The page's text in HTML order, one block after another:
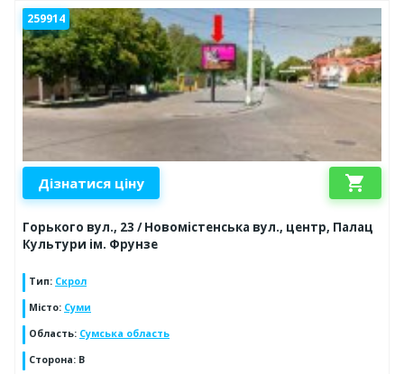
259914
Дізнатися ціну shopping_cart
Горького вул., 23 / Новомістенська вул., центр, Палац
Культури ім. Фрунзе
Тип: Скрол
Місто: Суми
Область: Сумська область
Сторона: B